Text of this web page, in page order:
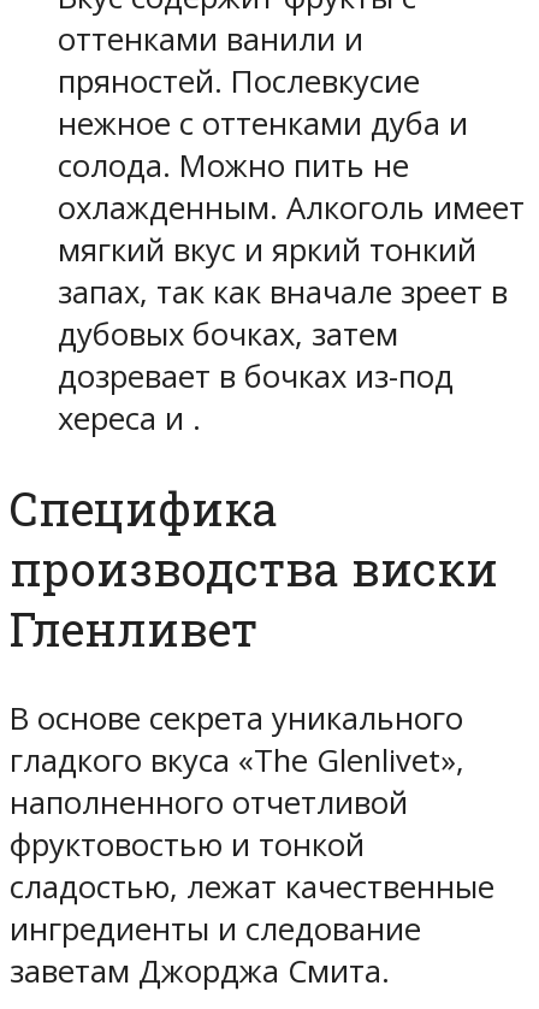
оттенками ванили и
пряностей. Послевкусие
нежное с оттенками дуба и
солода. Можно пить не
охлажденным. Алкоголь имеет
мягкий вкус и яркий тонкий
запах, так как вначале зреет в
дубовых бочках, затем
дозревает в бочках из-под
хереса и .
Специфика
производства виски
Гленливет
В основе секрета уникального
гладкого вкуса «The Glenlivet»,
наполненного отчетливой
фруктовостью и тонкой
сладостью, лежат качественные
ингредиенты и следование
заветам Джорджа Смита.